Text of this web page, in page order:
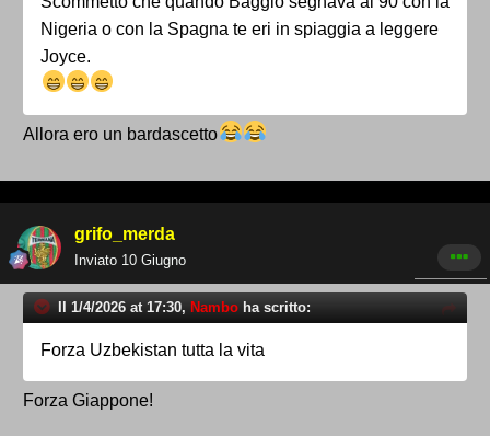
Nigeria o con la Spagna te eri in spiaggia a leggere
Joyce.
Allora ero un bardascetto
grifo_merda
Inviato 10 Giugno
Il 1/4/2026 at 17:30, Nambo ha scritto:
Forza Uzbekistan tutta la vita
Forza Giappone!